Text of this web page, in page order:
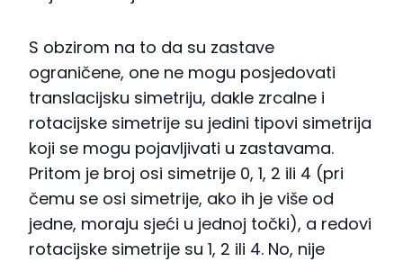
S obzirom na to da su zastave
ograničene, one ne mogu posjedovati
translacijsku simetriju, dakle zrcalne i
rotacijske simetrije su jedini tipovi simetrija
koji se mogu pojavljivati u zastavama.
Pritom je broj osi simetrije 0, 1, 2 ili 4 (pri
čemu se osi simetrije, ako ih je više od
jedne, moraju sjeći u jednoj točki), a redovi
rotacijske simetrije su 1, 2 ili 4. No, nije